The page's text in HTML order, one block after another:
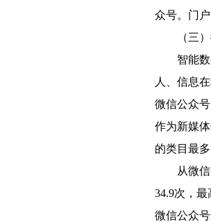
众号。门
（三
智能
人、信息
微信公众
作为新媒
的类目最
从微
34.9次，
微信公众